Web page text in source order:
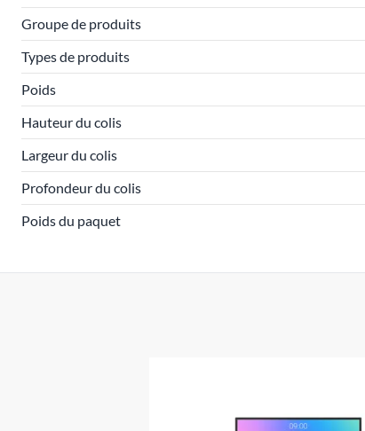
Groupe de produits
Types de produits
Poids
Hauteur du colis
Largeur du colis
Profondeur du colis
Poids du paquet